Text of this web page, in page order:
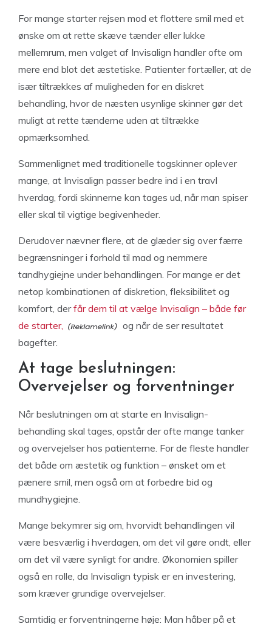
For mange starter rejsen mod et flottere smil med et
ønske om at rette skæve tænder eller lukke
mellemrum, men valget af Invisalign handler ofte om
mere end blot det æstetiske. Patienter fortæller, at de
især tiltrækkes af muligheden for en diskret
behandling, hvor de næsten usynlige skinner gør det
muligt at rette tænderne uden at tiltrække
opmærksomhed.
Sammenlignet med traditionelle togskinner oplever
mange, at Invisalign passer bedre ind i en travl
hverdag, fordi skinnerne kan tages ud, når man spiser
eller skal til vigtige begivenheder.
Derudover nævner flere, at de glæder sig over færre
begrænsninger i forhold til mad og nemmere
tandhygiejne under behandlingen. For mange er det
netop kombinationen af diskretion, fleksibilitet og
komfort, derfår dem til at vælge Invisalign – både før
de starter,
og når de ser resultatet
bagefter.
At tage beslutningen:
Overvejelser og forventninger
Når beslutningen om at starte en Invisalign-
behandling skal tages, opstår der ofte mange tanker
og overvejelser hos patienterne. For de fleste handler
det både om æstetik og funktion – ønsket om et
pænere smil, men også om at forbedre bid og
mundhygiejne.
Mange bekymrer sig om, hvorvidt behandlingen vil
være besværlig i hverdagen, om det vil gøre ondt, eller
om det vil være synligt for andre. Økonomien spiller
også en rolle, da Invisalign typisk er en investering,
som kræver grundige overvejelser.
Samtidig er forventningerne høje: Man håber på et